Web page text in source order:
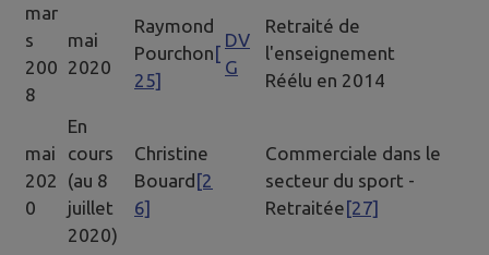
mar
s
200
8
mai
2020
Raymond
Pourchon[
25]
DV
G
Retraité de
l'enseignement
Réélu en 2014
mai
202
0
En
cours
(au 8
juillet
2020)
Christine
Bouard[2
6]
Commerciale dans le
secteur du sport -
Retraitée[27]